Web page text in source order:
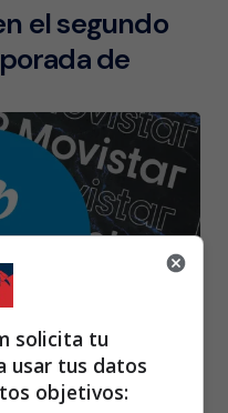
el segundo
de
solicita tu
usar tus datos
objetivos: